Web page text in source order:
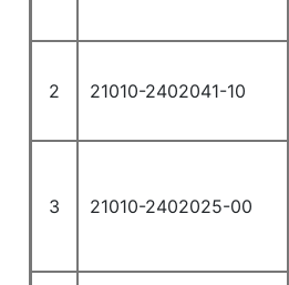
2 21010-2402041-10
3 21010-2402025-00